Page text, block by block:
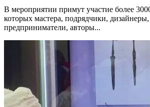
В мероприятии примут участие более
которых мастера, подрядчики,
предприниматели, авторы...